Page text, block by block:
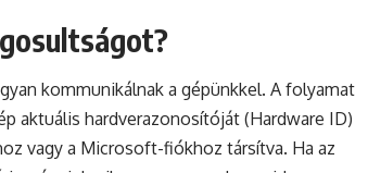
kommunikálnak a gépünkkel. A folyamat
aktuális hardverazonosítóját (Hardware ID)
vagy a Microsoft-fiókhoz társítva. Ha az